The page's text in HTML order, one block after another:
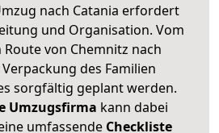
nach Catania erfordert
und Organisation. Vom
von Chemnitz nach
des Familien
sorgfältig geplant werden.
Umzugsfirma kann dabei
umfassende Checkliste